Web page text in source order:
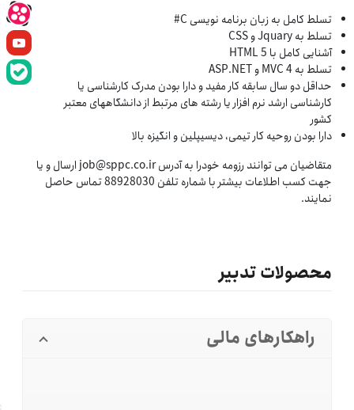
تسلط کامل به زبان برنامه نویسی C#
تسلط به Jquary و CSS
آشنایی کامل با HTML 5
تسلط به MVC 4 و ASP.NET
حداقل دو سال سابقه کار مفید و دارا بودن مدرک کارشناسی یا
کارشناسی ارشد نرم افزار یا رشته های مرتبط از دانشگاههای معتبر
کشور
دارا بودن روحیه کار تیمی، دیسیپلین و انگیزه بالا
متقاضیان می توانند رزومه خودرا به آدرس job@sppc.co.ir ارسال و یا
جهت کسب اطلاعات بیشتر با شماره تلفن 88928030 تماس حاصل
نمایند.
محصولات تدبیر
راهکارهای مالی